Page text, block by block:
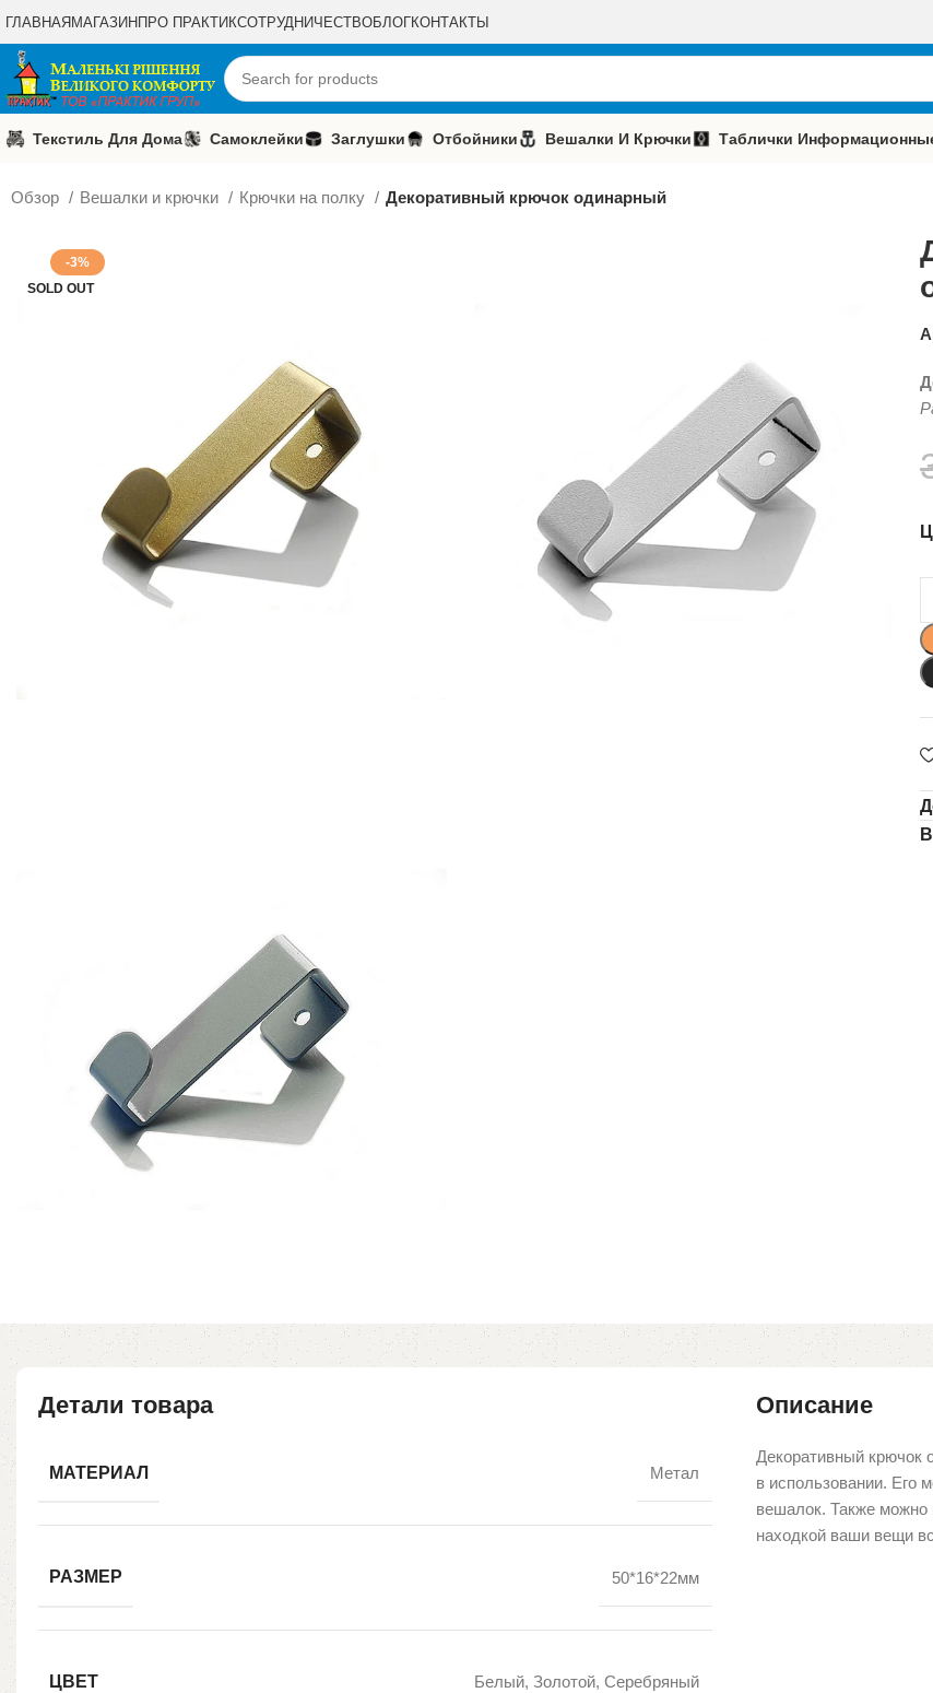
ГЛАВНАЯМАГАЗИНПРО ПРАКТИКСОТРУДНИЧЕСТВОБЛОГКОНТАКТЫ
Текстиль Для Дома Самоклейки Заглушки Отбойники Вешалки И Крючки Таблички
Обзор Вешалки и крючки Крючки на полку Декоративный крючок одинарный
-3%
SOLD OUT
Детали товара
МАТЕРИАЛ Метал
РАЗМЕР 50*16*22мм
ЦВЕТ Белый, Золотой, Серебряный
Описание
Декоративный крючок
в использовании. Его
вешалок. Также можно
находкой ваши вещи